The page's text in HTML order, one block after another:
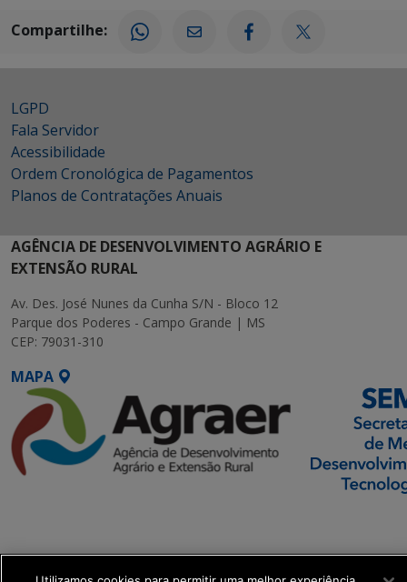
Compartilhe:
LGPD
Fala Servidor
Acessibilidade
Ordem Cronológica de Pagamentos
Planos de Contratações Anuais
AGÊNCIA DE DESENVOLVIMENTO AGRÁRIO E
EXTENSÃO RURAL
Av. Des. José Nunes da Cunha S/N - Bloco 12
Parque dos Poderes - Campo Grande | MS
CEP: 79031-310
MAPA
Transformação Digital